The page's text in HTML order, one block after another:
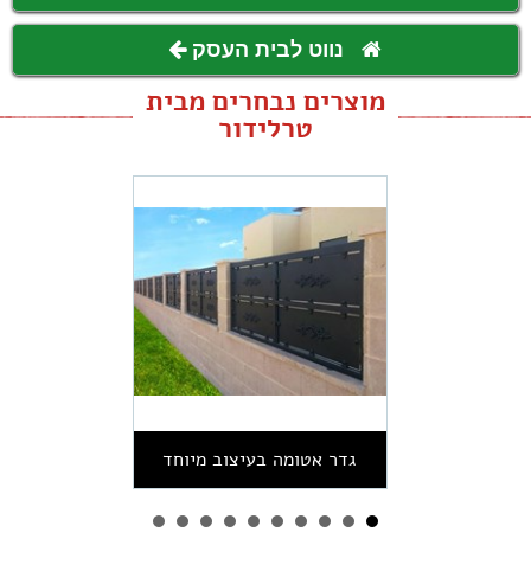
נווט לבית העסק
מוצרים נבחרים מבית
טרלידור
גדר אטומה בעיצוב מיוחד